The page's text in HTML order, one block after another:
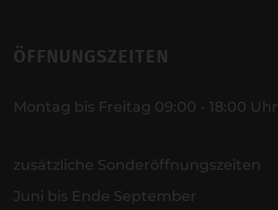
ÖFFNUNGSZEITEN
Montag bis Freitag 09:00 - 18:00 Uhr
zusätzliche Sonderöffnungszeiten
Juni bis Ende September